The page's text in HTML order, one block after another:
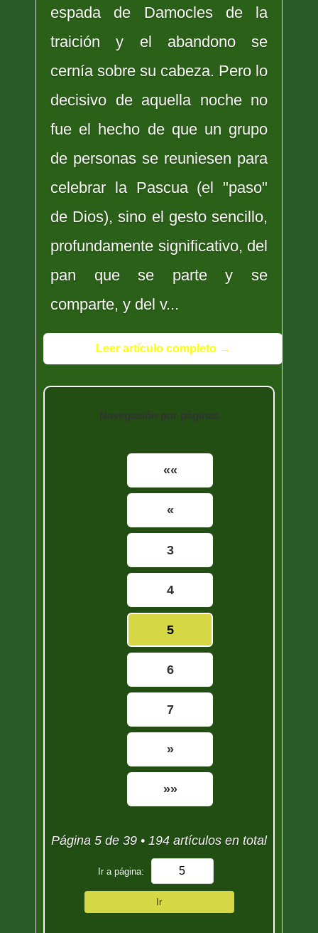
espada de Damocles de la
traición y el abandono se
cernía sobre su cabeza. Pero lo
decisivo de aquella noche no
fue el hecho de que un grupo
de personas se reuniesen para
celebrar la Pascua (el "paso"
de Dios), sino el gesto sencillo,
profundamente significativo, del
pan que se parte y se
comparte, y del v...
Leer artículo completo →
Navegación por páginas
««
«
3
4
5
6
7
»
»»
Página 5 de 39 • 194 artículos en total
Ir a página:
Ir